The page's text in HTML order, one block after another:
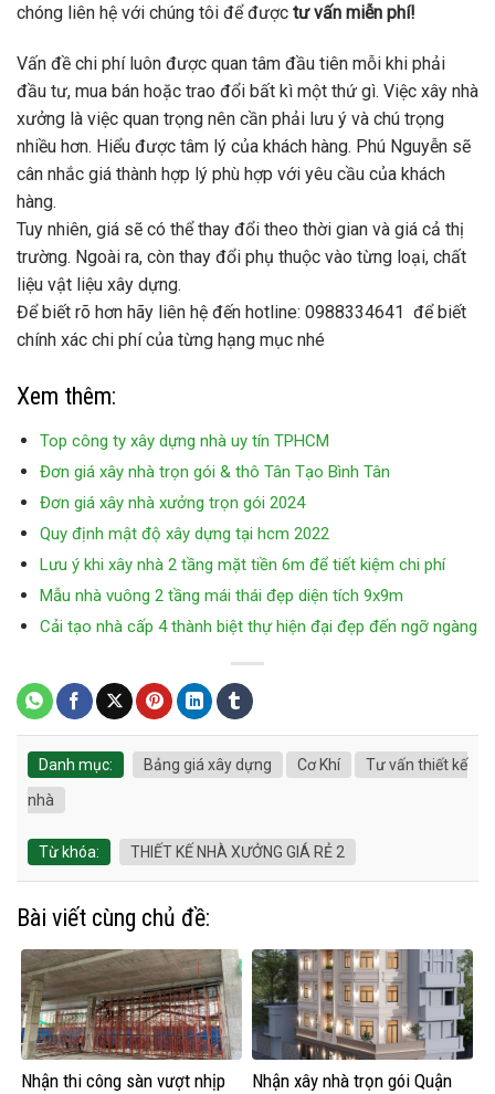
chóng liên hệ với chúng tôi để được tư vấn miễn phí!
Vấn đề chi phí luôn được quan tâm đầu tiên mỗi khi phải
đầu tư, mua bán hoặc trao đổi bất kì một thứ gì. Việc xây nhà
xưởng là việc quan trọng nên cần phải lưu ý và chú trọng
nhiều hơn. Hiểu được tâm lý của khách hàng. Phú Nguyễn sẽ
cân nhắc giá thành hợp lý phù hợp với yêu cầu của khách
hàng.
Tuy nhiên, giá sẽ có thể thay đổi theo thời gian và giá cả thị
trường. Ngoài ra, còn thay đổi phụ thuộc vào từng loại, chất
liệu vật liệu xây dựng.
Để biết rõ hơn hãy liên hệ đến hotline: 0988334641 để biết
chính xác chi phí của từng hạng mục nhé
Xem thêm:
Top công ty xây dựng nhà uy tín TPHCM
Đơn giá xây nhà trọn gói & thô Tân Tạo Bình Tân
Đơn giá xây nhà xưởng trọn gói 2024
Quy định mật độ xây dựng tại hcm 2022
Lưu ý khi xây nhà 2 tầng mặt tiền 6m để tiết kiệm chi phí
Mẫu nhà vuông 2 tầng mái thái đẹp diện tích 9x9m
Cải tạo nhà cấp 4 thành biệt thự hiện đại đẹp đến ngỡ ngàng
Danh mục: Bảng giá xây dựng Cơ Khí
Tư vấn thiết kế
nhà
Từ khóa: THIẾT KẾ NHÀ XƯỞNG GIÁ RẺ 2
Bài viết cùng chủ đề:
Nhận thi công sàn vượt nhịp
Nhận xây nhà trọn gói Quận